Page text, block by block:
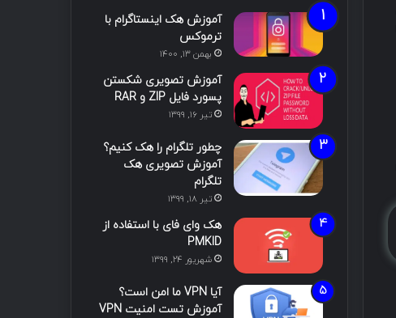
آموزش هک اینستاگرام با
ترموکس
بهمن ۱۳, ۱۴۰۰
آموزش تصویری شکستن
پسورد فایل ZIP و RAR
تیر ۱۶, ۱۳۹۹
چطور تلگرام را هک کنیم؟
آموزش تصویری هک
تلگرام
تیر ۱۸, ۱۳۹۹
هک وای فای با استفاده از
PMKID
شهریور ۲۴, ۱۳۹۹
آیا VPN ما امن است؟
آموزش تست امنیت VPN